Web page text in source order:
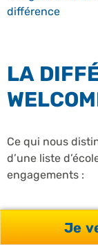
différence
LA
Ce qui nous
d’une liste
engagements :
Je